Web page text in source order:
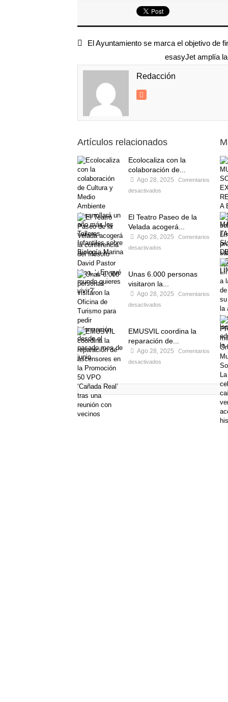
El Ayuntamiento se marca el objetivo de
esasyJet amplía
Redacción
Artículos relacionados
Ecolocaliza con la
colaboración de...
Ago 28, 2025
Comentarios
desactivados
El Teatro Paseo de la
Velada acogerá...
Ago 28, 2025
Comentarios
desactivados
Unas 6.000 personas
visitaron la...
Ago 28, 2025
Comentarios
desactivados
EMUSVIL coordina la
reparación de...
Ago 28, 2025
Comentarios
desactivados